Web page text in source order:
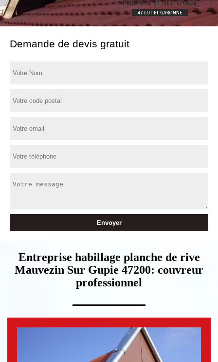
Demande de devis gratuit
Entreprise habillage planche de rive
Mauvezin Sur Gupie 47200: couvreur
professionnel